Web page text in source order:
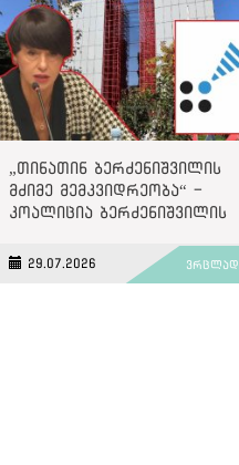
„თინათინ ბერძენიშვილის
მძიმე მემკვიდრეობა“ -
კოალიცია ბერძენიშვილის
29.07.2026 ვრცლად